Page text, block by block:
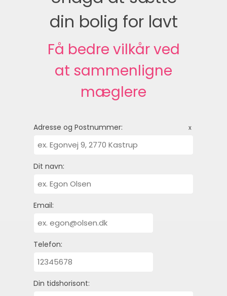
din bolig for lavt
Få bedre vilkår ved
at sammenligne
mæglere
Adresse og Postnummer: x
Dit navn:
Email:
Telefon:
Din tidshorisont: